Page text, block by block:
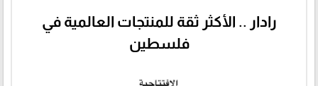
رادار .. الأكثر ثقة للمنتجات العالمية في
فلسطين